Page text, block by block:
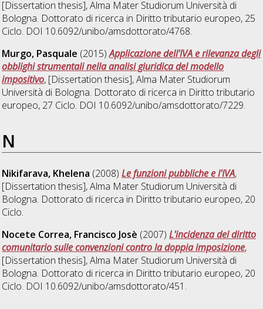
[Dissertation thesis], Alma Mater Studiorum Università di
Bologna. Dottorato di ricerca in Diritto tributario europeo, 25
Ciclo. DOI 10.6092/unibo/amsdottorato/4768.
Murgo, Pasquale (2015)Applicazione dell'IVA e rilevanza degli
obblighi strumentali nella analisi giuridica del modello
impositivo, [Dissertation thesis], Alma Mater Studiorum
Università di Bologna. Dottorato di ricerca in Diritto tributario
europeo, 27 Ciclo. DOI 10.6092/unibo/amsdottorato/7229.
N
Nikifarava, Khelena (2008)Le funzioni pubbliche e l'IVA,
[Dissertation thesis], Alma Mater Studiorum Università di
Bologna. Dottorato di ricerca in Diritto tributario europeo, 20
Ciclo.
Nocete Correa, Francisco Josè (2007)L'incidenza del diritto
comunitario sulle convenzioni contro la doppia imposizione,
[Dissertation thesis], Alma Mater Studiorum Università di
Bologna. Dottorato di ricerca in Diritto tributario europeo, 20
Ciclo. DOI 10.6092/unibo/amsdottorato/451.